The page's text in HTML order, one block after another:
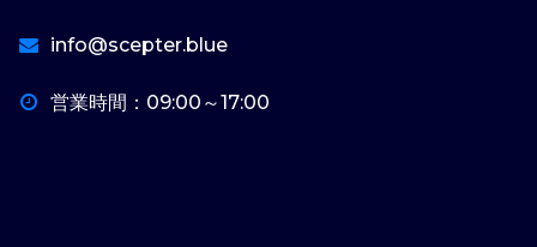
info@scepter.blue
営業時間：09:00～17:00